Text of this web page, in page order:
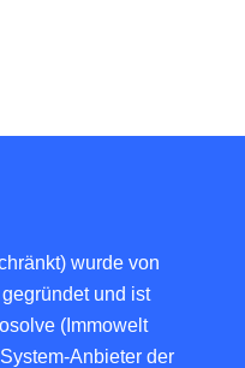
wurde von
und ist
(Immowelt
Anbieter der